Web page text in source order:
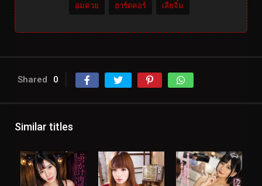
อมควย ฮาร์ดคอร์ เลียจิ๋ม
Shared 0
Similar titles